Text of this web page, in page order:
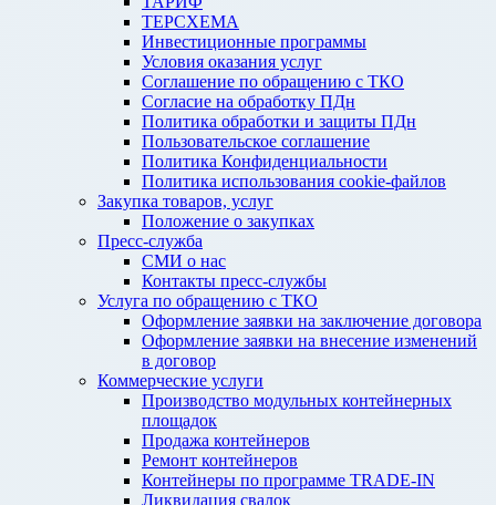
ТЕРСХЕМА
Инвестиционные программы
Условия оказания услуг
Соглашение по обращению с ТКО
Согласие на обработку ПДн
Политика обработки и защиты ПДн
Пользовательское соглашение
Политика Конфиденциальности
Политика использования cookie-файлов
Закупка товаров, услуг
Положение о закупках
Пресс-служба
СМИ о нас
Контакты пресс-службы
Услуга по обращению с ТКО
Оформление заявки на заключение договора
Оформление заявки на внесение изменений
в договор
Коммерческие услуги
Производство модульных контейнерных
площадок
Продажа контейнеров
Ремонт контейнеров
Контейнеры по программе TRADE-IN
Ликвидация свалок